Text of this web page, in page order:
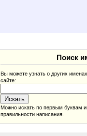
Поиск
Вы можете узнать о других
сайте:
Можно искать по первым буквам
правильности написания.